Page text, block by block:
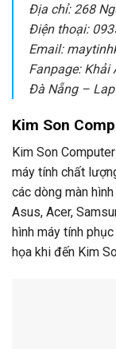
Địa chỉ: 268
Điện thoại:
Email:
Fanpage: Khải
Đà Nẵng –
Kim Son
Kim Son
máy tính chất
các dòng màn
Asus, Acer,
hình máy tính
họa khi đến Kim